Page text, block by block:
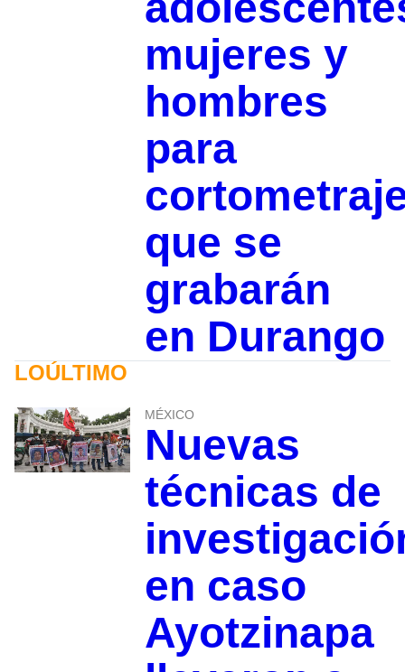
mujeres y
hombres
para
que se
grabarán
en Durango
LOÚLTIMO
MÉXICO
Nuevas
técnicas de
en caso
Ayotzinapa